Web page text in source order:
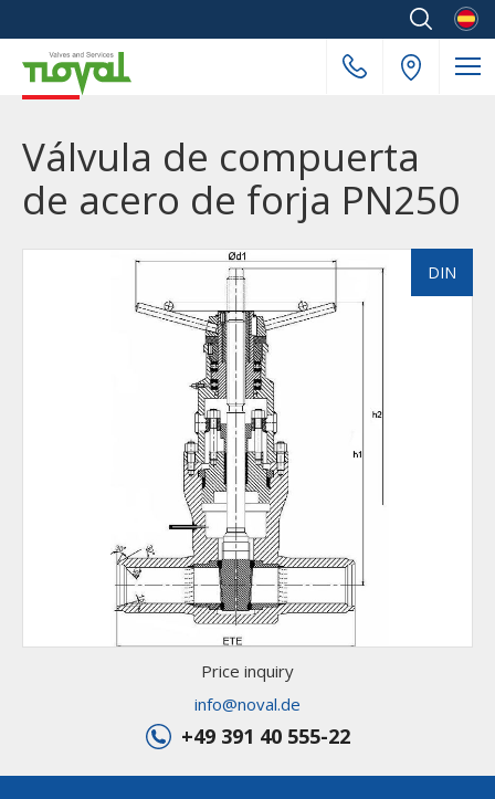
Válvula de compuerta
de acero de forja PN250
DIN
Price inquiry
info@noval.de
+49 391 40 555-22